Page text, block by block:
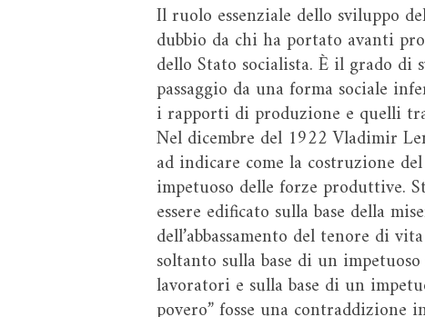
Il ruolo essenziale dello sviluppo
dubbio da chi ha portato avanti
dello Stato socialista. È il grado
passaggio da una forma sociale
i rapporti di produzione e quelli
Nel dicembre del 1922 Vladimir
ad indicare come la costruzione
impetuoso delle forze produttive.
essere edificato sulla base della
dell’abbassamento del tenore di
soltanto sulla base di un
lavoratori e sulla base di un